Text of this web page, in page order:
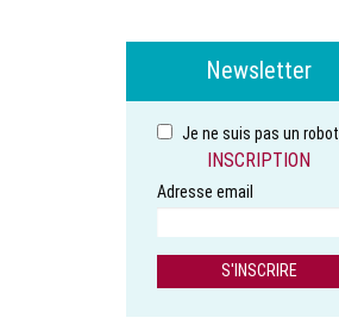
Newsletter
Je ne suis pas un robot
INSCRIPTION
Adresse email